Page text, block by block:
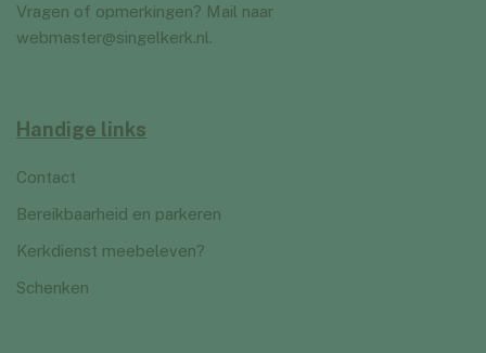
Vragen of opmerkingen? Mail naar
webmaster@singelkerk.nl.
Handige links
Contact
Bereikbaarheid en parkeren
Kerkdienst meebeleven?
Schenken